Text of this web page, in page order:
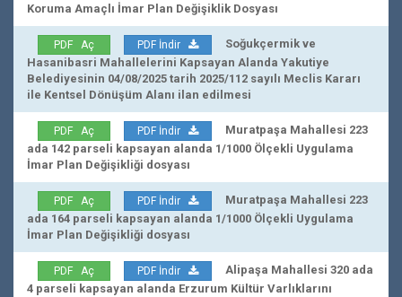
Koruma Amaçlı İmar Plan Değişiklik Dosyası
PDF Aç PDF İndir
Soğukçermik ve
Hasanibasri Mahallelerini Kapsayan Alanda Yakutiye
Belediyesinin 04/08/2025 tarih 2025/112 sayılı Meclis Kararı
ile Kentsel Dönüşüm Alanı ilan edilmesi
PDF Aç PDF İndir
Muratpaşa Mahallesi 223
ada 142 parseli kapsayan alanda 1/1000 Ölçekli Uygulama
İmar Plan Değişikliği dosyası
PDF Aç PDF İndir
Muratpaşa Mahallesi 223
ada 164 parseli kapsayan alanda 1/1000 Ölçekli Uygulama
İmar Plan Değişikliği dosyası
PDF Aç PDF İndir
Alipaşa Mahallesi 320 ada
4 parseli kapsayan alanda Erzurum Kültür Varlıklarını